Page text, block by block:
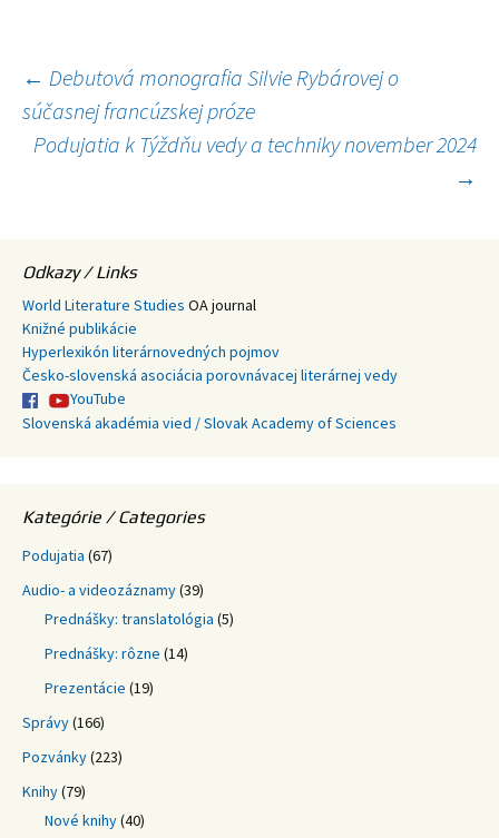
Navigácia
článkami
← Debutová monografia Silvie Rybárovej o
súčasnej francúzskej próze
Podujatia k Týždňu vedy a techniky november 2024
→
Odkazy / Links
World Literature Studies OA journal
Knižné publikácie
Hyperlexikón literárnovedných pojmov
Česko-slovenská asociácia porovnávacej literárnej vedy
YouTube
Slovenská akadémia vied / Slovak Academy of Sciences
Kategórie / Categories
Podujatia (67)
Audio- a videozáznamy(39)
Prednášky: translatológia (5)
Prednášky: rôzne (14)
Prezentácie (19)
Správy(166)
Pozvánky(223)
Knihy(79)
Nové knihy(40)